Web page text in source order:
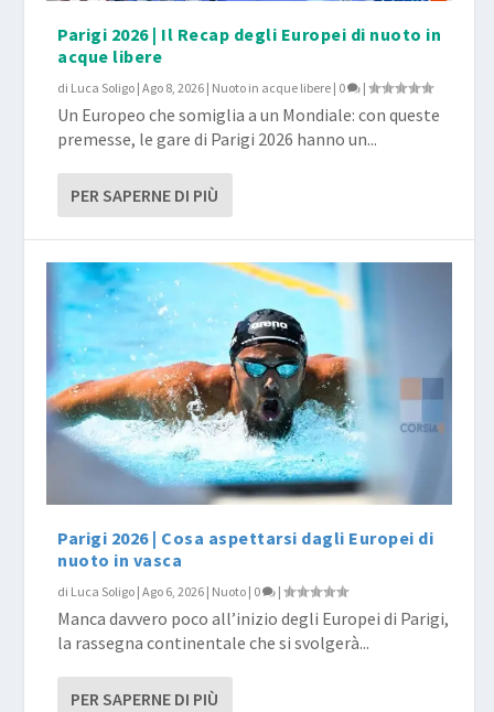
Parigi 2026 | Il Recap degli Europei di nuoto in
acque libere
di Luca Soligo |Ago 8, 2026 | Nuoto in acque libere | 0 |
Un Europeo che somiglia a un Mondiale: con queste
premesse, le gare di Parigi 2026 hanno un...
PER SAPERNE DI PIÙ
Parigi 2026 | Cosa aspettarsi dagli Europei di
nuoto in vasca
di Luca Soligo |Ago 6, 2026 | Nuoto | 0 |
Manca davvero poco all’inizio degli Europei di Parigi,
la rassegna continentale che si svolgerà...
PER SAPERNE DI PIÙ